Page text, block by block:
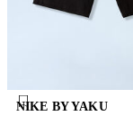
NIKE BY YAKU